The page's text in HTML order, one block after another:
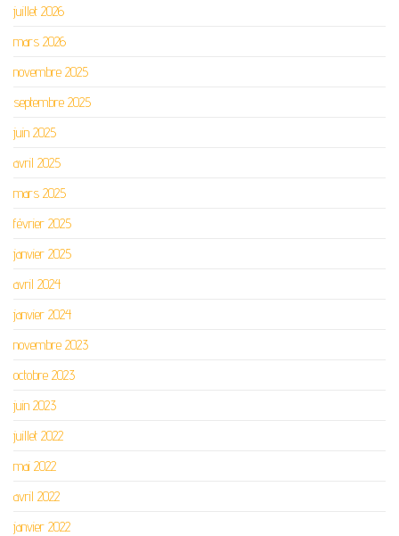
juillet 2026
mars 2026
novembre 2025
septembre 2025
juin 2025
avril 2025
mars 2025
février 2025
janvier 2025
avril 2024
janvier 2024
novembre 2023
octobre 2023
juin 2023
juillet 2022
mai 2022
avril 2022
janvier 2022